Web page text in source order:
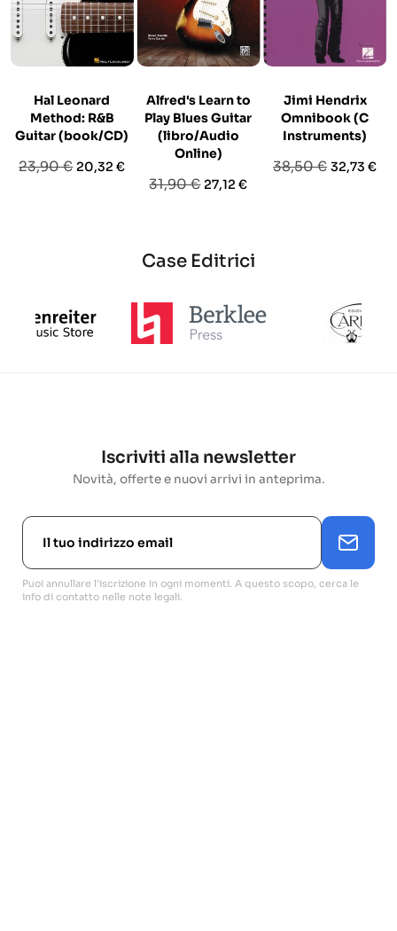
Hal Leonard
Method: R&B
Guitar (book/CD)
Prezzo
23,90 € Prezzo
20,32 €
Alfred's Learn to
Play Blues Guitar
(libro/Audio
Online)
Prezzo
31,90 € Prezzo
27,12 €
Jimi Hendrix
Omnibook (C
Instruments)
Prezzo
38,50 € Prezzo
32,73 €
Case Editrici
Iscriviti alla newsletter
Novità, offerte e nuovi arrivi in anteprima.
Puoi annullare l'iscrizione in ogni momenti. A questo scopo, cerca le
info di contatto nelle note legali.